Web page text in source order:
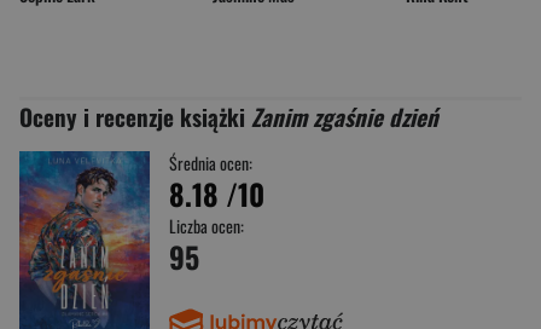
Oceny i recenzje książki Zanim zgaśnie dzień
Średnia ocen:
8.18 /10
Liczba ocen:
95